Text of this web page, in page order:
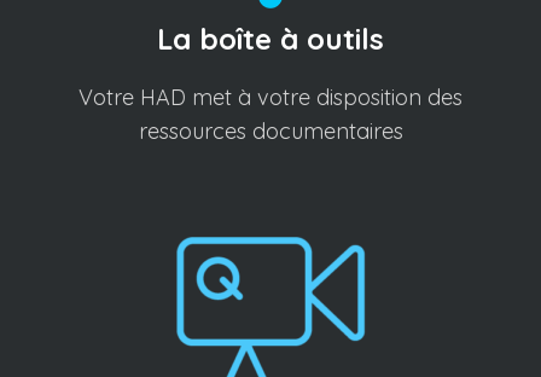
La boîte à outils
Votre HAD met à votre disposition des
ressources documentaires